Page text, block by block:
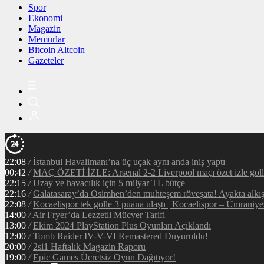
Spor
Ekonomi
Magazin
Memurlar
Bitcoin Altcoin
Gazeteler
22:08 / İstanbul Havalimanı’na üç uçak aynı anda iniş yaptı
00:42 / MAÇ ÖZETİ İZLE: Arsenal 2-2 Liverpool maçı özet izle
22:15 / Uzay ve havacılık için 5 milyar TL bütçe
22:16 / Galatasaray’da Osimhen’den muhteşem röveşata! Ayakta
22:08 / Kocaelispor tek golle 3 puana ulaştı | Kocaelispor –
14:00 / Air Fryer’da Lezzetli Mücver Tarifi
13:00 / Ekim 2024 PlayStation Plus Oyunları Açıklandı
12:00 / Tomb Raider IV-V-VI Remastered Duyuruldu!
20:00 / 2si1 Haftalık Magazin Raporu
19:00 / Epic Games Ücretsiz Oyun Dağıtıyor!